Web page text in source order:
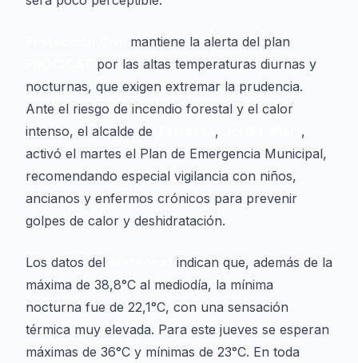
mantiene la alerta del plan
por las altas temperaturas diurnas y
nocturnas, que exigen extremar la prudencia.
Ante el riesgo de incendio forestal y el calor
intenso, el alcalde de
,
,
activó el martes el Plan de Emergencia Municipal,
recomendando especial vigilancia con niños,
ancianos y enfermos crónicos para prevenir
golpes de calor y deshidratación.
Los datos del
indican que, además de la
máxima de 38,8°C al mediodía, la mínima
nocturna fue de 22,1°C, con una sensación
térmica muy elevada. Para este jueves se esperan
máximas de 36°C y mínimas de 23°C. En toda